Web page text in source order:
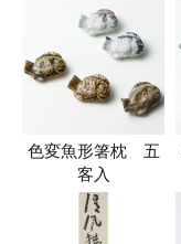
色変魚形箸枕 五
客入